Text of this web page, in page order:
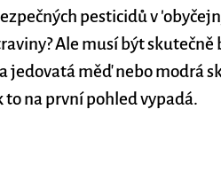
pesticidů v
Ale musí být
jedovatá měď nebo modrá
to na první pohled vypadá.